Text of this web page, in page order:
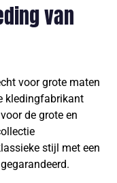
van
voor grote maten
kledingfabrikant
voor de grote en
stijl met een